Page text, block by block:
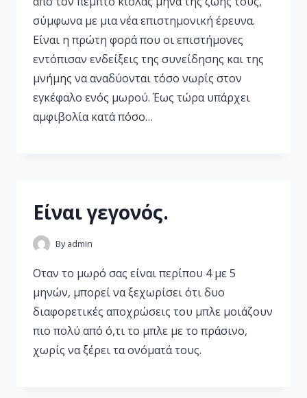
σύμφωνα με μια νέα επιστημονική έρευνα.
Είναι η πρώτη φορά που οι επιστήμονες
εντόπισαν ενδείξεις της συνείδησης και της
μνήμης να αναδύονται τόσο νωρίς στον
εγκέφαλο ενός μωρού. Έως τώρα υπάρχει
αμφιβολία κατά πόσο…
Είναι γεγονός.
By admin
Οταν το μωρό σας είναι περίπου 4 με 5
μηνών, μπορεί να ξεχωρίσει ότι δυο
διαφορετικές αποχρώσεις του μπλε μοιάζουν
πιο πολύ από ό,τι το μπλε με το πράσινο,
χωρίς να ξέρει τα ονόματά τους.